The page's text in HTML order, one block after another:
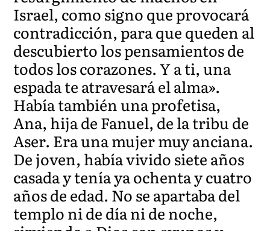
Israel, como signo que provocará
contradicción, para que queden al
descubierto los pensamientos de
todos los corazones. Y a ti, una
espada te atravesará el alma».
Había también una profetisa,
Ana, hija de Fanuel, de la tribu de
Aser. Era una mujer muy anciana.
De joven, había vivido siete años
casada y tenía ya ochenta y cuatro
años de edad. No se apartaba del
templo ni de día ni de noche,